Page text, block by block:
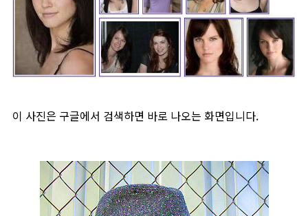
이 사진은 구글에서 검색하면 바로 나오는 화면입니다.